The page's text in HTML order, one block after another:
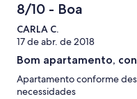
8/10 - Boa
CARLA C.
17 de abr. de 2018
Bom apartamento,
Apartamento conforme
necessidades